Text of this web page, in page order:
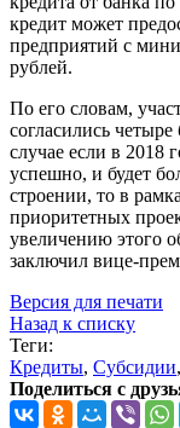
кредит может
предприятий с
рублей.
По его словам,
согласились
случае если в 2018
успешно, и будет
строении, то в
приоритетных
увеличению этого
заключил вице-
Версия для печати
Назад к списку
Теги:
Кредиты, Субсидии,
Поделиться с